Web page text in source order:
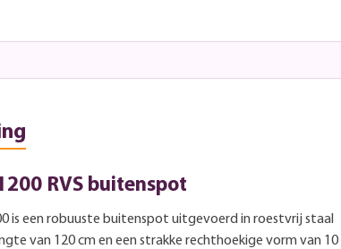
RVS buitenspot
is een robuuste buitenspot uitgevoerd in roestvrij staal
van 120 cm en een strakke rechthoekige vorm van 10